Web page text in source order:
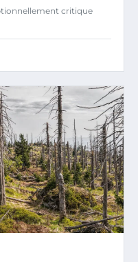
critique